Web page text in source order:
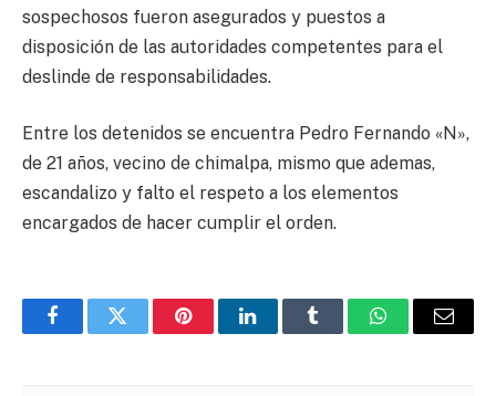
sospechosos fueron asegurados y puestos a
disposición de las autoridades competentes para el
deslinde de responsabilidades.
Entre los detenidos se encuentra Pedro Fernando «N»,
de 21 años, vecino de chimalpa, mismo que ademas,
escandalizo y falto el respeto a los elementos
encargados de hacer cumplir el orden.
FacebookTwitter PinterestLinkedInTumblr WhatsAppEmail